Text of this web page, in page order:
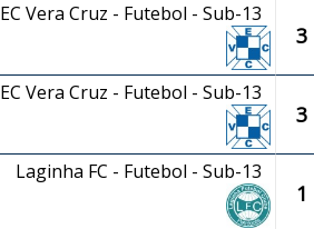
EC Vera Cruz - Futebol - Sub-13
3
EC Vera Cruz - Futebol - Sub-13
3
Laginha FC - Futebol - Sub-13
1